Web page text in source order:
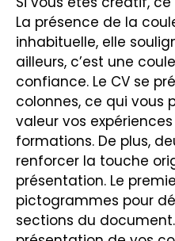
La présence de la
inhabituelle, elle
ailleurs, c’est une
confiance. Le CV se
colonnes, ce qui vous
valeur vos
formations. De plus,
renforcer la touche
présentation. Le
pictogrammes pour
sections du